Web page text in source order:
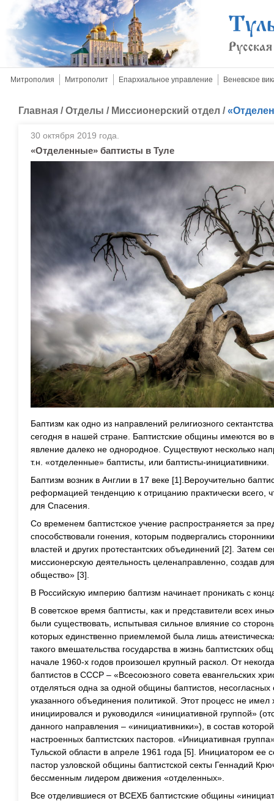
Митрополия Митрополит Епархиальное управление Веневское
Главная /Отделы / Миссионерский отдел /
30 октября 2019 года.
«Отделенные» баптисты в Туле
Баптизм как одно из направлений религиозного
сегодня в нашей стране. Баптистские общины имеются во
явление далеко не однородное. Существуют несколько
т.н. «отделенные» баптисты, или баптисты-инициативники.
Баптизм возник в Англии в 17 веке [1].Вероучительно
реформацией тенденцию к отрицанию практически всего,
для Спасения.
Со временем баптистское учение распространяется за
способствовали гонения, которым подвергались
властей и других протестантских объединений [2]. Затем
миссионерскую деятельность целенаправленно, создав
общество» [3].
В Российскую империю баптизм начинает проникать с
В советское время баптисты, как и представители всех
были существовать, испытывая сильное влияние со
которых единственно приемлемой была лишь
такого вмешательства государства в жизнь баптистских
начале 1960-х годов произошел крупный раскол. От
баптистов в СССР – «Всесоюзного совета евангельских
отделяться одна за одной общины баптистов,
указанного объединения политикой. Этот процесс не имел
инициировался и руководился «инициативной группой»
данного направления – «инициативники»), в состав
настроенных баптистских пасторов. «Инициативная
Тульской области в апреле 1961 года [5]. Инициатором ее
пастор узловской общины баптистской секты Геннадий
бессменным лидером движения «отделенных».
Все отделившиеся от ВСЕХБ баптистские общины